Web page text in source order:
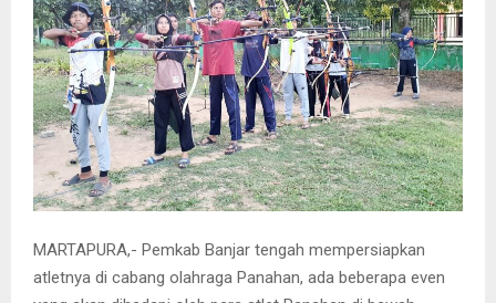
MARTAPURA,- Pemkab Banjar tengah mempersiapkan
atletnya di cabang olahraga Panahan, ada beberapa even